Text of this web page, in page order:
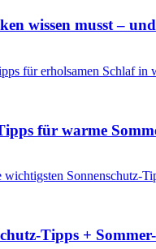
wissen musst –
für warme
Tipps +